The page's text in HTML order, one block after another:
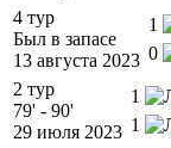
4 тур
Был в запасе
13 августа 2023
1
0
2 тур
79' - 90'
29 июля 2023
1
1